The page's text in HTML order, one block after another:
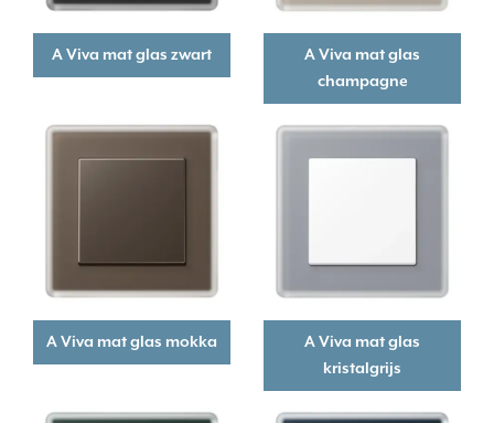
A Viva mat glas zwart
A Viva mat glas
champagne
A Viva mat glas mokka
A Viva mat glas
kristalgrijs